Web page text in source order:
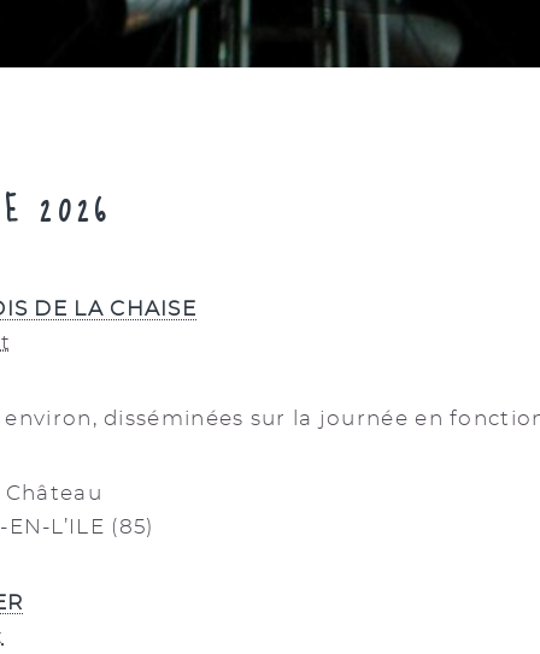
2026
DE LA CHAISE
environ, disséminées sur la journée en
Château
L’ILE (85)